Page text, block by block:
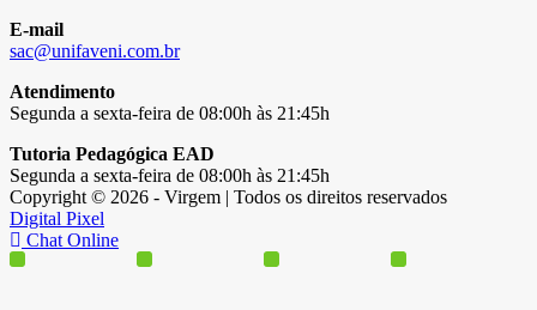
E-mail
sac@unifaveni.com.br
Atendimento
Segunda a sexta-feira de 08:00h às 21:45h
Tutoria Pedagógica EAD
Segunda a sexta-feira de 08:00h às 21:45h
Copyright © 2026 - Virgem | Todos os direitos reservados
Digital Pixel
Chat Online